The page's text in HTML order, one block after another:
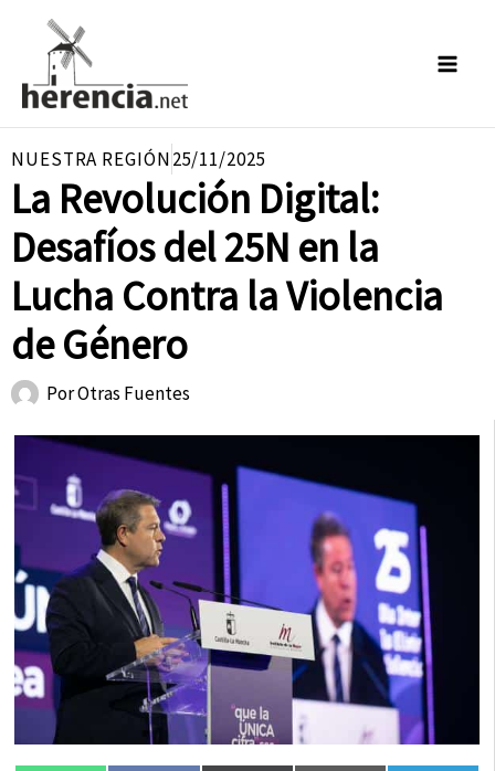
contenido
NUESTRA REGIÓN25/11/2025
La Revolución Digital:
Desafíos del 25N en la
Lucha Contra la Violencia
de Género
PorOtras Fuentes